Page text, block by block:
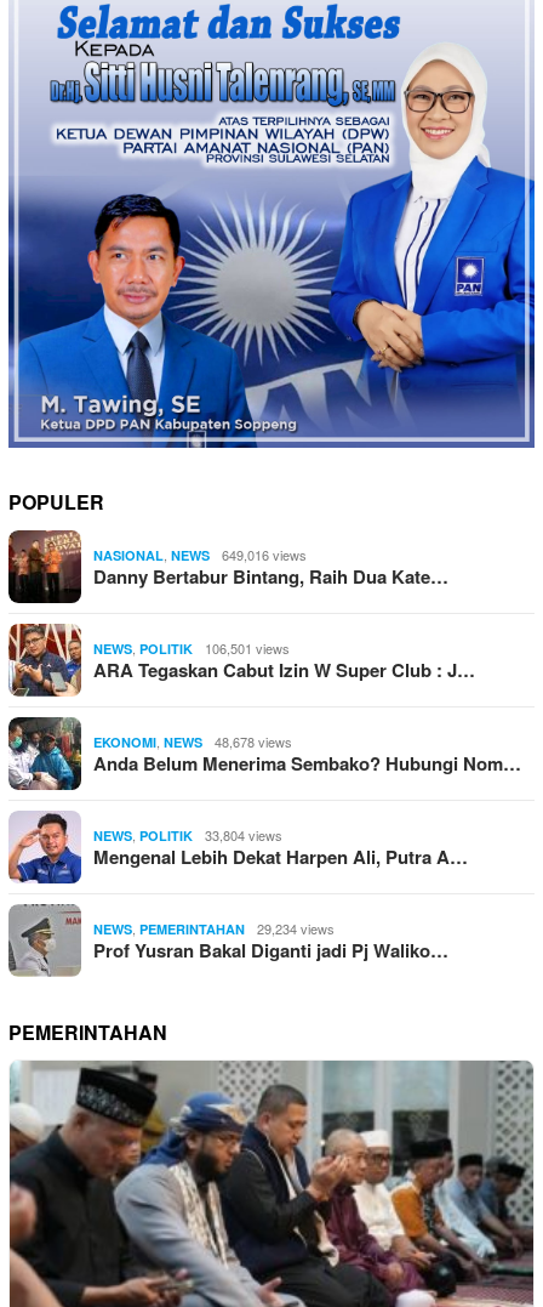
POPULER
NASIONAL NEWS 649,016 views
⁠⁠⁠Danny Bertabur Bintang, Raih Dua Kate…
NEWS POLITIK 106,501 views
ARA Tegaskan Cabut Izin W Super Club : J…
EKONOMI NEWS 48,678 views
Anda Belum Menerima Sembako? Hubungi Nom…
NEWS POLITIK 33,804 views
Mengenal Lebih Dekat Harpen Ali, Putra A…
NEWS PEMERINTAHAN 29,234 views
Prof Yusran Bakal Diganti jadi Pj Waliko…
PEMERINTAHAN